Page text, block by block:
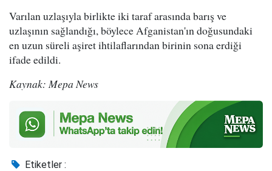
Varılan uzlaşıyla birlikte iki taraf arasında barış ve
uzlaşının sağlandığı, böylece Afganistan'ın doğusundaki
en uzun süreli aşiret ihtilaflarından birinin sona erdiği
ifade edildi.
Kaynak: Mepa News
Etiketler :